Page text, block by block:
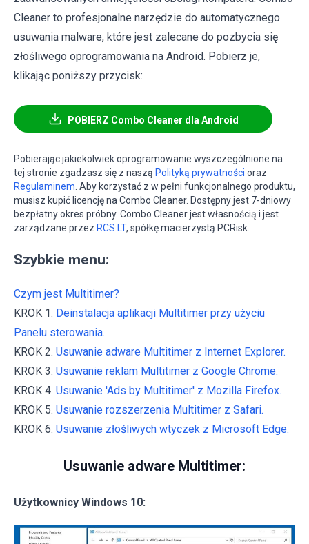
Cleaner to profesjonalne narzędzie do automatycznego
usuwania malware, które jest zalecane do pozbycia się
złośliwego oprogramowania na Android. Pobierz je,
klikając poniższy przycisk:
POBIERZ Combo Cleaner dla Android
Pobierając jakiekolwiek oprogramowanie wyszczególnione na
tej stronie zgadzasz się z naszą Polityką prywatności oraz
Regulaminem . Aby korzystać z w pełni funkcjonalnego produktu,
musisz kupić licencję na Combo Cleaner. Dostępny jest 7-dniowy
bezpłatny okres próbny. Combo Cleaner jest własnością i jest
zarządzane przez RCS LT, spółkę macierzystą PCRisk.
Szybkie menu:
Czym jest Multitimer?
KROK 1. Deinstalacja aplikacji Multitimer przy użyciu
Panelu sterowania.
KROK 2. Usuwanie adware Multitimer z Internet Explorer.
KROK 3. Usuwanie reklam Multitimer z Google Chrome.
KROK 4. Usuwanie 'Ads by Multitimer' z Mozilla Firefox.
KROK 5. Usuwanie rozszerzenia Multitimer z Safari.
KROK 6. Usuwanie złośliwych wtyczek z Microsoft Edge.
Usuwanie adware Multitimer:
Użytkownicy Windows 10: